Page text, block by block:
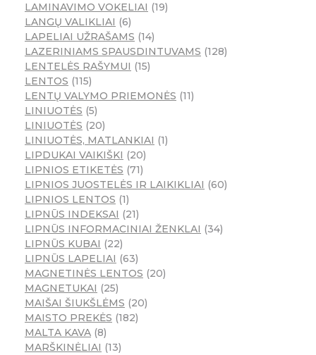
LAMINAVIMO VOKELIAI
19
LANGŲ VALIKLIAI
6
LAPELIAI UŽRAŠAMS 14
LAZERINIAMS SPAUSDINTUVAMS 128
LENTELĖS RAŠYMUI
15
LENTOS 115
LENTŲ VALYMO PRIEMONĖS 11
LINIUOTĖS 5
LINIUOTĖS
20
LINIUOTĖS, MATLANKIAI
1
LIPDUKAI VAIKIŠKI
20
LIPNIOS ETIKETĖS 71
LIPNIOS JUOSTELĖS IR LAIKIKLIAI
60
LIPNIOS LENTOS 1
LIPNŪS INDEKSAI
21
LIPNŪS INFORMACINIAI ŽENKLAI
34
LIPNŪS KUBAI
22
LIPNŪS LAPELIAI
63
MAGNETINĖS LENTOS
20
MAGNETUKAI
25
MAIŠAI ŠIUKŠLĖMS
20
MAISTO PREKĖS 182
MALTA KAVA 8
MARŠKINĖLIAI
13